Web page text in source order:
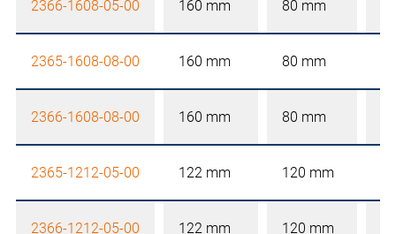
2366-1608-05-00 160 mm 80 mm
2365-1608-08-00 160 mm 80 mm
2366-1608-08-00 160 mm 80 mm
2365-1212-05-00 122 mm 120 mm
2366-1212-05-00 122 mm 120 mm